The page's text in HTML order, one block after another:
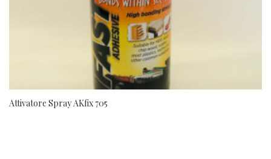
Attivatore Spray AKfix 705